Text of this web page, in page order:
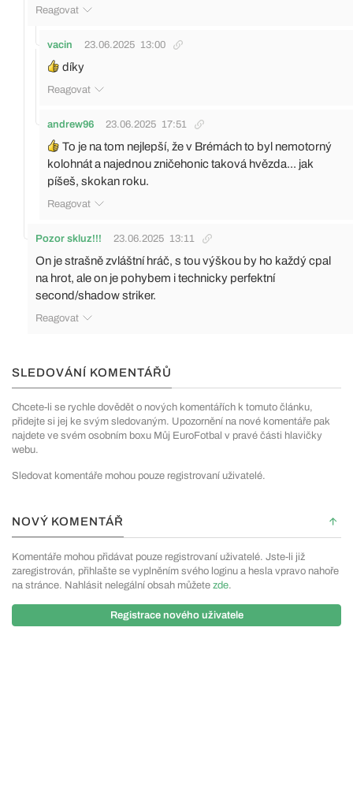
Reagovat
vacin 23.06.2025 13:00
díky
Reagovat
andrew96 23.06.2025 17:51
To je na tom nejlepší, že v Brémách to byl nemotorný
kolohnát a najednou zničehonic taková hvězda... jak
píšeš, skokan roku.
Reagovat
Pozor skluz!!! 23.06.2025 13:11
On je strašně zvláštní hráč, s tou výškou by ho každý cpal
na hrot, ale on je pohybem i technicky perfektní
second/shadow striker.
Reagovat
SLEDOVÁNÍ KOMENTÁŘŮ
Chcete-li se rychle dovědět o nových komentářích k tomuto článku,
přidejte si jej ke svým sledovaným. Upozornění na nové komentáře pak
najdete ve svém osobním boxu Můj EuroFotbal v pravé části hlavičky
webu.
Sledovat komentáře mohou pouze registrovaní uživatelé.
NOVÝ KOMENTÁŘ
Komentáře mohou přidávat pouze registrovaní uživatelé. Jste-li již
zaregistrován, přihlašte se vyplněním svého loginu a hesla vpravo nahoře
na stránce. Nahlásit nelegální obsah můžete zde.
Registrace nového uživatele